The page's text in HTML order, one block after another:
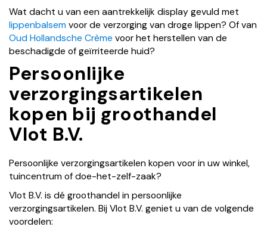
Wat dacht u van een aantrekkelijk display gevuld met
lippenbalsem voor de verzorging van droge lippen? Of van
Oud Hollandsche Crème voor het herstellen van de
beschadigde of geïrriteerde huid?
Persoonlijke
verzorgingsartikelen
kopen bij groothandel
Vlot B.V.
Persoonlijke verzorgingsartikelen kopen voor in uw winkel,
tuincentrum of doe-het-zelf-zaak?
Vlot B.V. is dé groothandel in persoonlijke
verzorgingsartikelen. Bij Vlot B.V. geniet u van de volgende
voordelen: